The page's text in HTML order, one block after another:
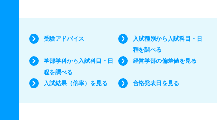
受験アドバイス
入試種別から入試科目・日
程を調べる
学部学科から入試科目・日
程を調べる
経営学部の偏差値を見る
入試結果（倍率）を見る 合格発表日を見る